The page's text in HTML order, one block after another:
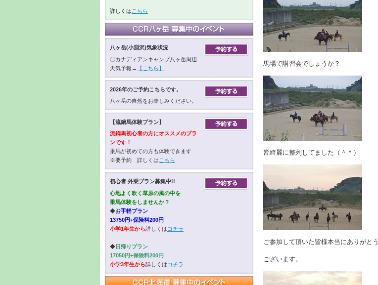
馬場で講習会でしょうか？
皆綺麗に整列してました（＾＾）
ご参加して頂いた皆様本当にありがとう
ございます。
詳しくは こちら
八ヶ岳(小淵沢)気象状況
〇カナディアンキャンプ八ヶ岳周辺
天気予報→
【こちら】
2026年のご予約こちらです。
八ヶ岳の自然をお楽しみください。
【流鏑馬体験プラン】
流鏑馬初心者の方にオススメのプラ
ンです！
乗馬が初めての方も体験できます
※要予約 詳しくは こちら
初心者 外乗プラン募集中!!
心地よく吹く草原の風の中を
乗馬体験をしませんか？
◆お手軽プラン
13750円+保険料200円
小学1年生から詳しくは コチラ
◆日帰りプラン
17050円+保険料200円
小学3年生から詳しくは コチラ